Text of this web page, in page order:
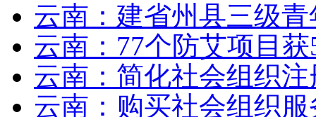
云南：建省州县三级
云南：77个防艾项目
云南：简化社会组织
云南：购买社会组织